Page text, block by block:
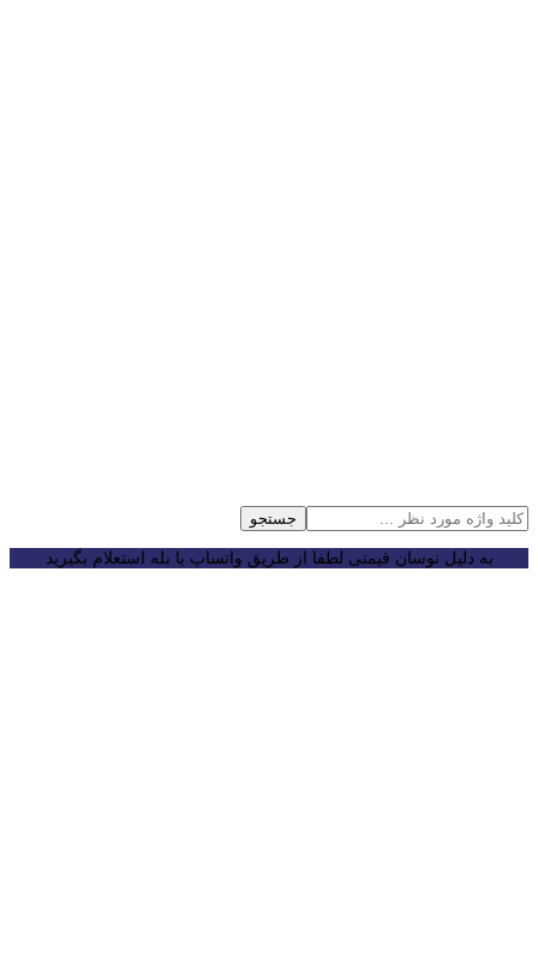
جستجو
به دلیل نوسان قیمتی لطفا از طریق واتساپ یا بله استعلام بگیرید